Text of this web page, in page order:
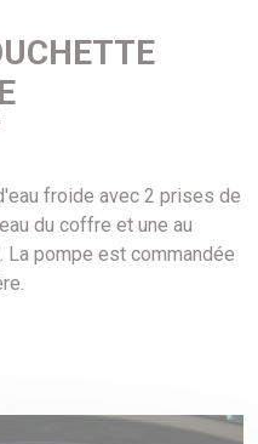
froide avec 2 prises de
du coffre et une au
La pompe est commandée